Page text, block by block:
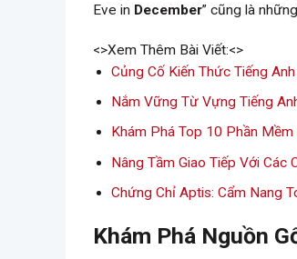
Eve in December” cũng là
<>Xem Thêm Bài Viết:<>
Củng Cố Kiến Thức Tiếng
Nắm Vững Từ Vựng Tiếng
Khám Phá Top 10 Phần
Nâng Tầm Giao Tiếp Với Các
Chứng Chỉ Aptis: Cẩm Nang
Khám Phá Nguồn